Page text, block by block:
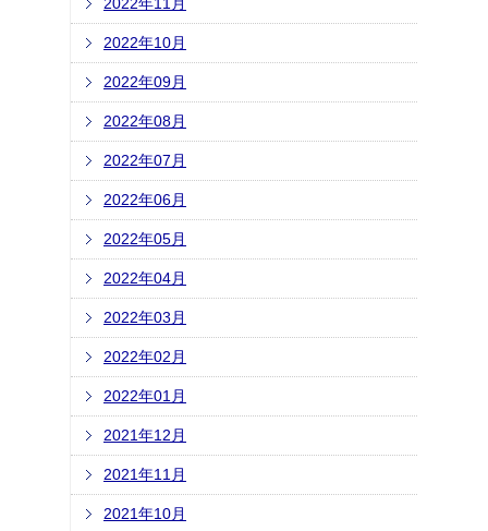
2022年10月
2022年09月
2022年08月
2022年07月
2022年06月
2022年05月
2022年04月
2022年03月
2022年02月
2022年01月
2021年12月
2021年11月
2021年10月